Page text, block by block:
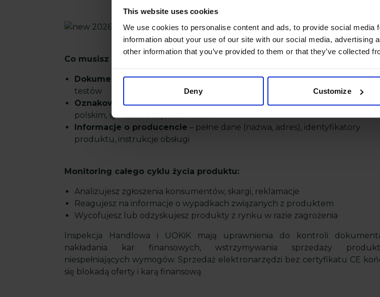
This website uses cookies
We use cookies to personalise content and ads, to provide social
information about your use of our site with our social media, advertising
other information that you’ve provided to them or that they’ve collected
Deny Customize
Co musisz weryfikować:
Dokumentację techniczną– certyfikaty zgodności, deklaracje CE, raporty z
testów
Oznakowania– czy produkt ma wymagane etykiety, ostrzeżenia w języku
polskim, symbole bezpieczeństwa
Informacje o producencie – pełne dane (nazwa, adres), identyfikatory
produktu, instrukcje obsługi
Monitoring całego cyklu życia produktu:
Analizujesz zgłoszenia konsumentów, skargi, reklamacje
Reagujesz na informacje o wypadkach związanych z produktem
Wycofujesz lub odzyskujesz produkty z rynku w razie zagrożenia
Inspekcja Handlowa i UOKiK mają uprawnienia do kontroli
nakładania kar finansowych, wstrzymywania sprzedaży
niespełniających wymogów. Sprzedaż elektronarzędzi bez certyfikatu CE
się blokadą oferty i karą finansową.